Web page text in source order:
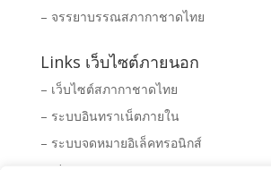
– จรรยาบรรณสภากาชาดไทย
Links เว็บไซต์ภายนอก
– เว็บไซต์สภากาชาดไทย
– ระบบอินทราเน็ตภายใน
– ระบบจดหมายอิเล็คทรอนิกส์